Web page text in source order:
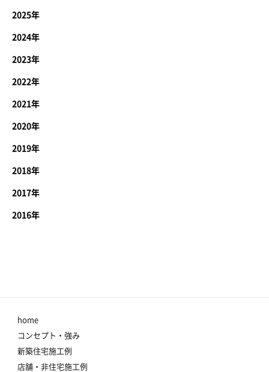
2025年
2024年
2023年
2022年
2021年
2020年
2019年
2018年
2017年
2016年
home
コンセプト・強み
新築住宅施工例
店舗・非住宅施工例